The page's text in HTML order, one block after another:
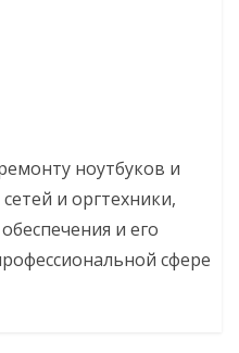
ноутбуков и
и оргтехники,
и его
сфере